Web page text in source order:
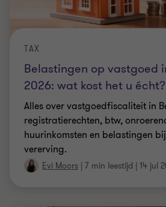
Belastingen op vastgoed
2026: wat kost het u écht?
TAX
Alles over vastgoedfiscaliteit in
registratierechten, btw,
huurinkomsten en belastingen
vererving.
Evi Moors | 7 min leestijd | 14 jul